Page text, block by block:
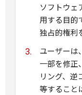
ソフトウェ
用する目的
独占的権利
ユーザーは
一部を修正
リング、逆
等すること